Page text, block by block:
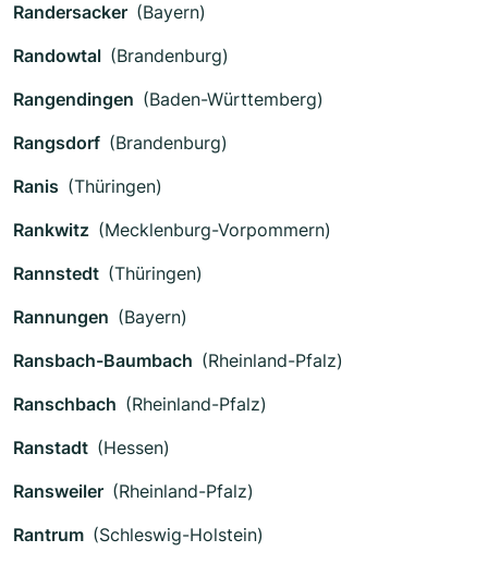
Randersacker (Bayern)
Randowtal (Brandenburg)
Rangendingen (Baden-Württemberg)
Rangsdorf (Brandenburg)
Ranis (Thüringen)
Rankwitz (Mecklenburg-Vorpommern)
Rannstedt (Thüringen)
Rannungen (Bayern)
Ransbach-Baumbach (Rheinland-Pfalz)
Ranschbach (Rheinland-Pfalz)
Ranstadt (Hessen)
Ransweiler (Rheinland-Pfalz)
Rantrum (Schleswig-Holstein)